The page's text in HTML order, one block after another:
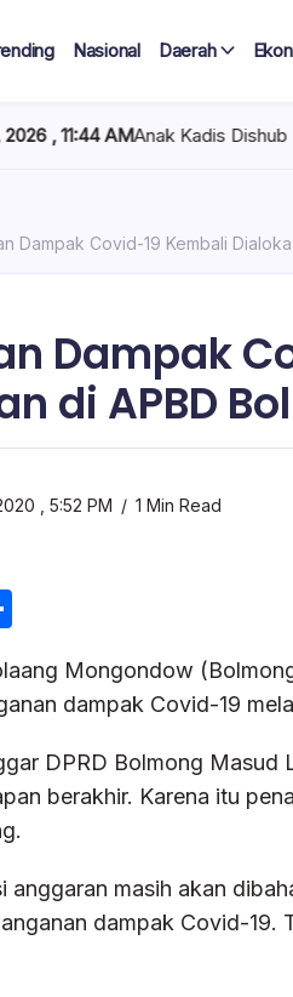
Nasional Daerah
Anak Kadis Dishub Bolsel
Dampak Covid-19 Kembali
Dampak
di APBD
, 5:52 PM
1 Min Read
ar
e
Mongondow
dampak Covid-19
DPRD Bolmong Masud
berakhir. Karena itu
anggaran masih akan
dampak Covid-19.